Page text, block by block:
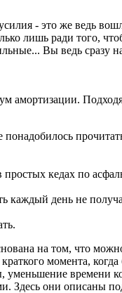
- это же ведь
лишь ради того,
Вы ведь сразу
амортизации.
понадобилось
простых кедах по
каждый день не
на том, что
момента, когда
уменьшение времени
Здесь они описаны